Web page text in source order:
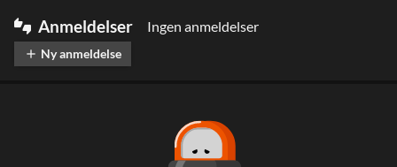
thumbs_up_down Anmeldelser Ingen anmeldelser
add Ny anmeldelse